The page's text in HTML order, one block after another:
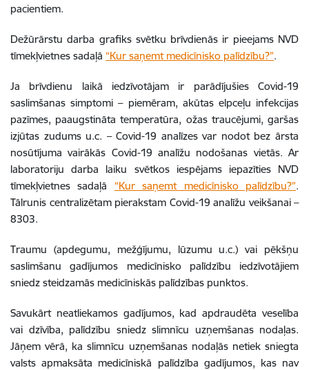
pacientiem.
Dežūrārstu darba grafiks svētku brīvdienās ir pieejams NVD
tīmekļvietnes sadaļā “Kur saņemt medicīnisko palīdzību?”.
Ja brīvdienu laikā iedzīvotājam ir parādījušies Covid-19
saslimšanas simptomi – piemēram, akūtas elpceļu infekcijas
pazīmes, paaugstināta temperatūra, ožas traucējumi, garšas
izjūtas zudums u.c. – Covid-19 analīzes var nodot bez ārsta
nosūtījuma vairākās Covid-19 analīžu nodošanas vietās. Ar
laboratoriju darba laiku svētkos iespējams iepazīties NVD
tīmekļvietnes sadaļā “Kur saņemt medicīnisko palīdzību?”.
Tālrunis centralizētam pierakstam Covid-19 analīžu veikšanai –
8303.
Traumu (apdegumu, mežģījumu, lūzumu u.c.) vai pēkšņu
saslimšanu gadījumos medicīnisko palīdzību iedzīvotājiem
sniedz steidzamās medicīniskās palīdzības punktos.
Savukārt neatliekamos gadījumos, kad apdraudēta veselība
vai dzīvība, palīdzību sniedz slimnīcu uzņemšanas nodaļas.
Jāņem vērā, ka slimnīcu uzņemšanas nodaļās netiek sniegta
valsts apmaksāta medicīniskā palīdzība gadījumos, kas nav